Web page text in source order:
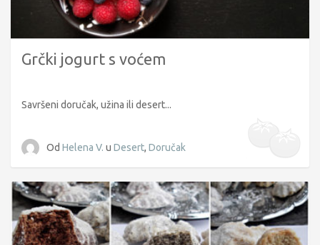
Grčki jogurt s voćem
Savršeni doručak, užina ili desert...
Od Helena V. u Desert, Doručak